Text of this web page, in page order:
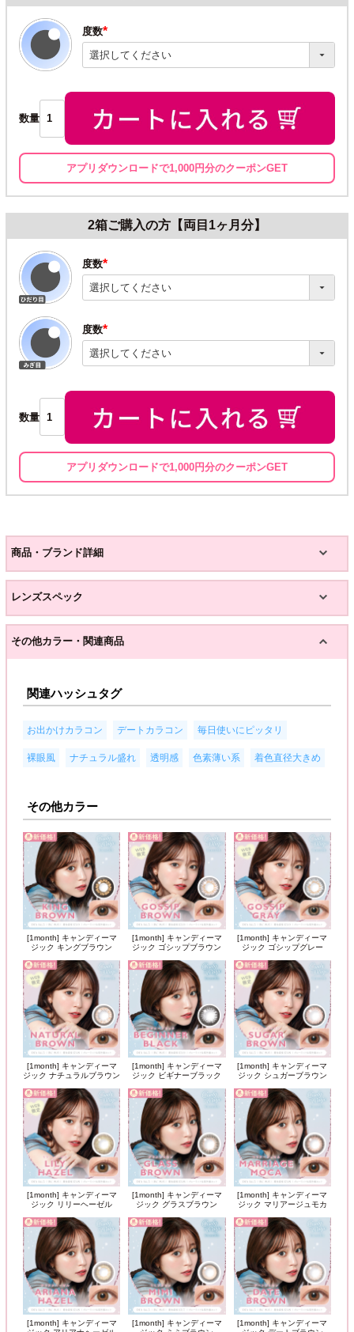
度数
(必
須)
数量
アプリダウンロードで1,000円分のクーポンGET
2箱ご購入の方【両目1ヶ月分】
度数
(必
須)
度数
(必
須)
数量
アプリダウンロードで1,000円分のクーポンGET
商品・ブランド詳細
レンズスペック
その他カラー・関連商品
関連ハッシュタグ
お出かけカラコン デートカラコン 毎日使いにピッタリ
裸眼風 ナチュラル盛れ 透明感 色素薄い系 着色直径大きめ
その他カラー
[1month] キャンディーマ
ジック キングブラウン
[1month] キャンディーマ
ジック ゴシップブラウン
[1month] キャンディーマ
ジック ゴシップグレー
[1month] キャンディーマ
ジック ナチュラルブラウン
[1month] キャンディーマ
ジック ビギナーブラック
[1month] キャンディーマ
ジック シュガーブラウン
[1month] キャンディーマ
ジック リリーヘーゼル
[1month] キャンディーマ
ジック グラスブラウン
[1month] キャンディーマ
ジック マリアージュモカ
[1month] キャンディーマ
[1month] キャンディーマ
[1month] キャンディーマ